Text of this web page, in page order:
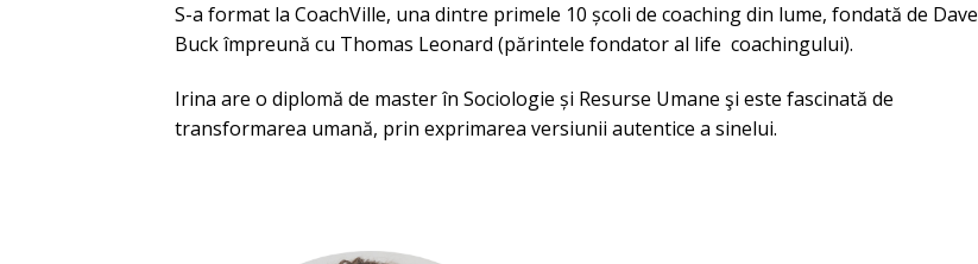
S-a format la CoachVille, una dintre primele 10 școli de coaching din lume, fondată de Dave
Buck împreună cu Thomas Leonard (părintele fondator al life coachingului).
Irina are o diplomă de master în Sociologie și Resurse Umane şi este fascinată de
transformarea umană, prin exprimarea versiunii autentice a sinelui.